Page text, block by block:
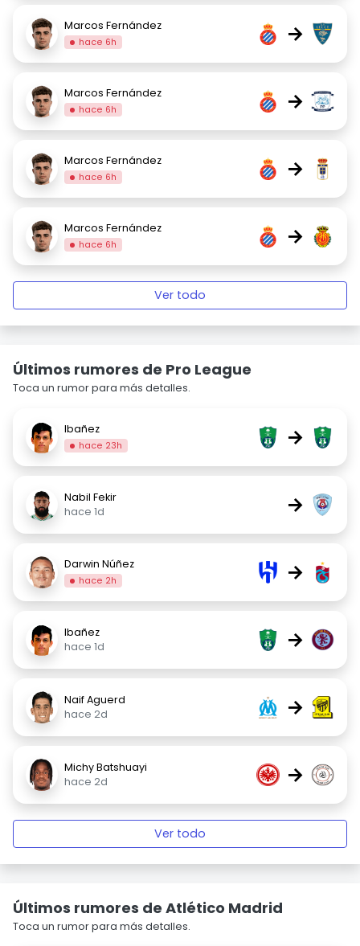
Marcos Fernández
hace 6h →
Marcos Fernández
hace 6h →
Marcos Fernández
hace 6h →
Marcos Fernández
hace 6h →
Ver todo
Últimos rumores de Pro League
Toca un rumor para más detalles.
Ibañez
hace 23h →
Nabil Fekir
hace 1d
→
Darwin Núñez
hace 2h →
Ibañez
hace 1d
→
Naif Aguerd
hace 2d
→
Michy Batshuayi
hace 2d
→
Ver todo
Últimos rumores de Atlético Madrid
Toca un rumor para más detalles.